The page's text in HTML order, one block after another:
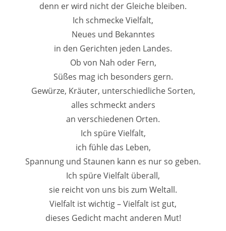
denn er wird nicht der Gleiche bleiben.
Ich schmecke Vielfalt,
Neues und Bekanntes
in den Gerichten jeden Landes.
Ob von Nah oder Fern,
Süßes mag ich besonders gern.
Gewürze, Kräuter, unterschiedliche Sorten,
alles schmeckt anders
an verschiedenen Orten.
Ich spüre Vielfalt,
ich fühle das Leben,
Spannung und Staunen kann es nur so geben.
Ich spüre Vielfalt überall,
sie reicht von uns bis zum Weltall.
Vielfalt ist wichtig – Vielfalt ist gut,
dieses Gedicht macht anderen Mut!